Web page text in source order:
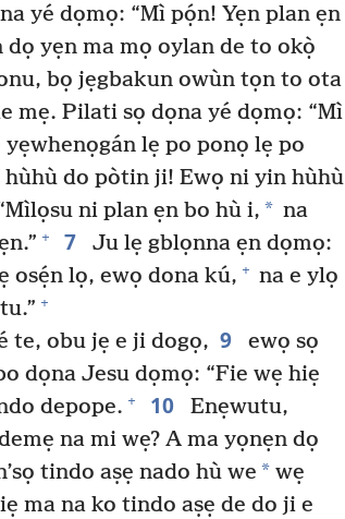
yé dọmọ: “Mì pọ́n! Yẹn plan ẹn
yẹn ma mọ oylan de to okọ̀
bọ jẹgbakun owùn tọn to ota
mẹ. Pilati sọ dọna yé dọmọ: “Mì
lẹ po ponọ lẹ po
do pòtin ji! Ewọ ni yin hùhù
ni plan ẹn bo hù i, * na
+ 7
Ju lẹ gblọnna ẹn dọmọ:
osẹ́n lọ, ewọ dona kú, + na e ylọ
+
te, obu jẹ e ji dogọ, 9
ewọ sọ
dọna Jesu dọmọ: “Fie wẹ hiẹ
depope. + 10
Enẹwutu,
na mi wẹ? A ma yọnẹn dọ
tindo aṣẹ nado hù we * wẹ
ma na ko tindo aṣẹ de do ji e